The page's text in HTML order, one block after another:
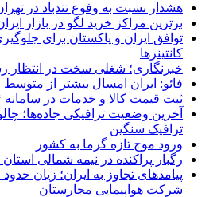
هشدار نسبت به وفوع تندباد در
برترین مراکز خرید لگو در بازار
توافق ایران و پاکستان برای
کانتینرها
خبرنگاری؛ شغلی سخت در انتظار
فائو: ایران امسال بیشتر از متوسط ۵ ساله غله تولید می‌کند
ثبت قیمت کالا و خدمات در سامانه ۱۲۴ الزامی شد
آخرین وضعیت ترافیکی جاده‌ها؛
ترافیک سنگین
ورود موج تازه گرما به کشور
رگبار پراکنده در نیمه شمالی استان
شرکت هواپیمایی مجارستان